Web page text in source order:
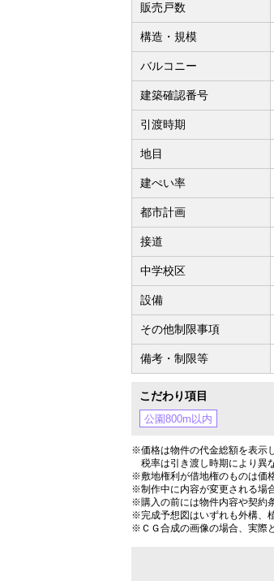
販売戸数
構造・規模
バルコニー
建築確認番号
引渡時期
地目
建ぺい率
都市計画
接道
中学校区
設備
その他制限事項
備考・制限等
こだわり項目
公園800m以内
※価格は物件の代金総額を表示
税率は引き渡し時期により異
※敷地権利が借地権のものは価
※制作中に内容が変更される場
※購入の前には物件内容や契約
※完成予想図はいずれも外構、
※ＣＧ合成の画像の場合、実際